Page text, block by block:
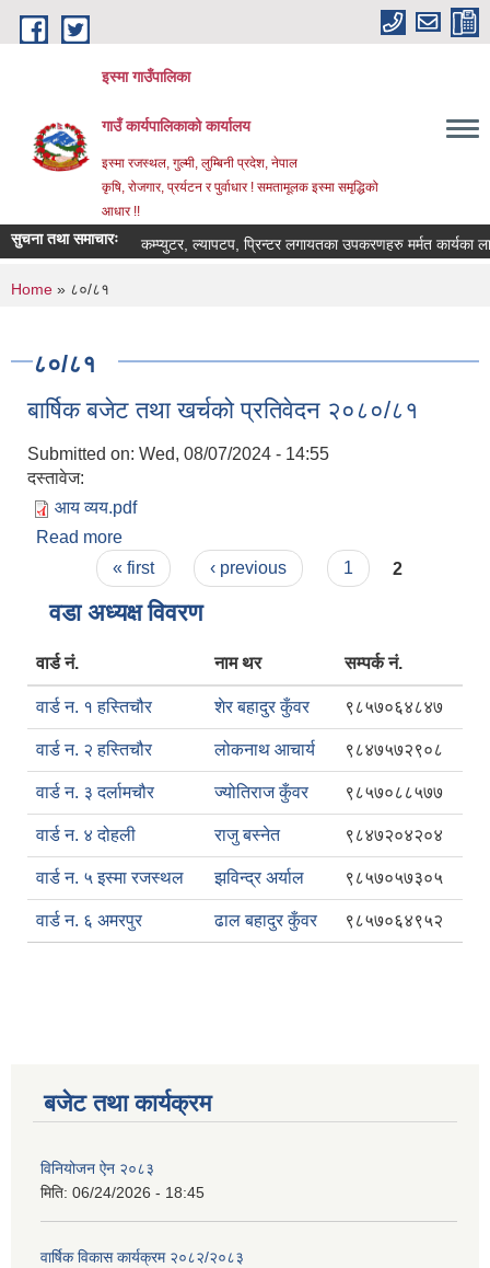
Skip to main content
इस्मा गाउँपालिका
गाउँ कार्यपालिकाको कार्यालय
इस्मा रजस्थल, गुल्मी, लुम्बिनी प्रदेश, नेपाल
कृषि, रोजगार, प्रर्यटन र पुर्वाधार ! समतामूलक इस्मा समृद्धिको
आधार !!
सुचना तथा समाचारःकम्प्युटर, ल्यापटप, प्रिन्टर लगायतका उपकरणहरु मर्मत कार्यका लागि
You are here
Home » ८०/८१
८०/८१
बार्षिक बजेट तथा खर्चको प्रतिवेदन २०८०/८१
Submitted on: Wed, 08/07/2024 - 14:55
दस्तावेज:
आय व्यय.pdf
Read more
Pages« first ‹ previous 1 2
वडा अध्यक्ष विवरण
वार्ड नं. नाम थर सम्पर्क नं.
वार्ड न. १ हस्तिचौर शेर बहादुर कुँवर ९८५७०६४८४७
वार्ड न. २ हस्तिचौर लोकनाथ आचार्य ९८४७५७२९०८
वार्ड न. ३ दर्लामचौर ज्योतिराज कुँवर ९८५७०८८५७७
वार्ड न. ४ दोहली राजु बस्नेत ९८४७२०४२०४
वार्ड न. ५ इस्मा रजस्थल झविन्द्र अर्याल ९८५७०५७३०५
वार्ड न. ६ अमरपुर ढाल बहादुर कुँवर ९८५७०६४९५२
बजेट तथा कार्यक्रम
विनियोजन ऐन २०८३
मिति: 06/24/2026 - 18:45
वार्षिक विकास कार्यक्रम २०८२/२०८३